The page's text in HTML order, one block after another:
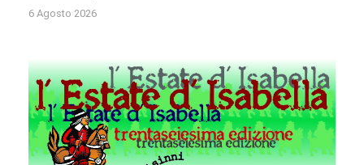
6 Agosto 2026